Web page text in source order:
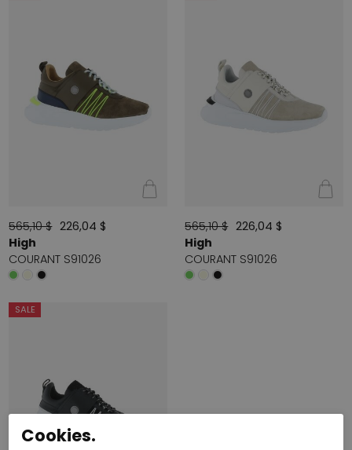
565,10 $ 226,04 $
High
COURANT S91026
565,10 $ 226,04 $
High
COURANT S91026
SALE
Cookies.